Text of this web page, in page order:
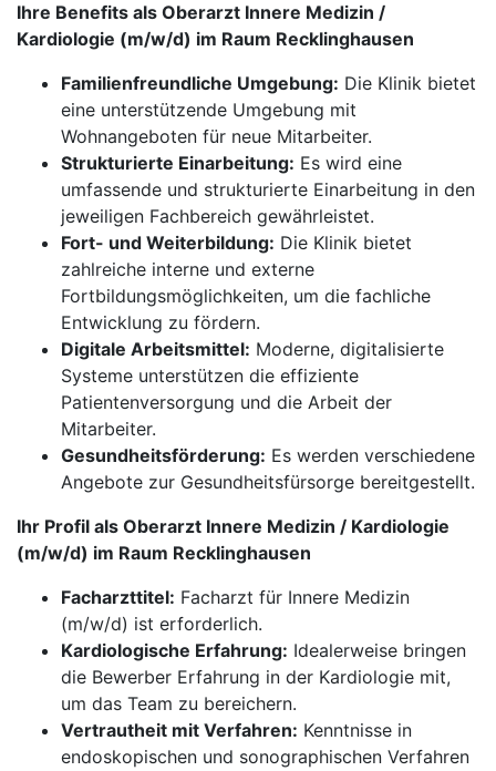
Ihre Benefits als Oberarzt Innere Medizin /
Kardiologie (m/w/d) im Raum Recklinghausen
Familienfreundliche Umgebung: Die Klinik bietet
eine unterstützende Umgebung mit
Wohnangeboten für neue Mitarbeiter.
Strukturierte Einarbeitung: Es wird eine
umfassende und strukturierte Einarbeitung in den
jeweiligen Fachbereich gewährleistet.
Fort- und Weiterbildung: Die Klinik bietet
zahlreiche interne und externe
Fortbildungsmöglichkeiten, um die fachliche
Entwicklung zu fördern.
Digitale Arbeitsmittel: Moderne, digitalisierte
Systeme unterstützen die effiziente
Patientenversorgung und die Arbeit der
Mitarbeiter.
Gesundheitsförderung: Es werden verschiedene
Angebote zur Gesundheitsfürsorge bereitgestellt.
Ihr Profil als Oberarzt Innere Medizin / Kardiologie
(m/w/d) im Raum Recklinghausen
Facharzttitel: Facharzt für Innere Medizin
(m/w/d) ist erforderlich.
Kardiologische Erfahrung: Idealerweise bringen
die Bewerber Erfahrung in der Kardiologie mit,
um das Team zu bereichern.
Vertrautheit mit Verfahren: Kenntnisse in
endoskopischen und sonographischen Verfahren